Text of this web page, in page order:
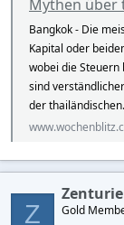
Mythen über
Bangkok - Die
Kapital oder
wobei die Steuern
sind
der
Z Gold